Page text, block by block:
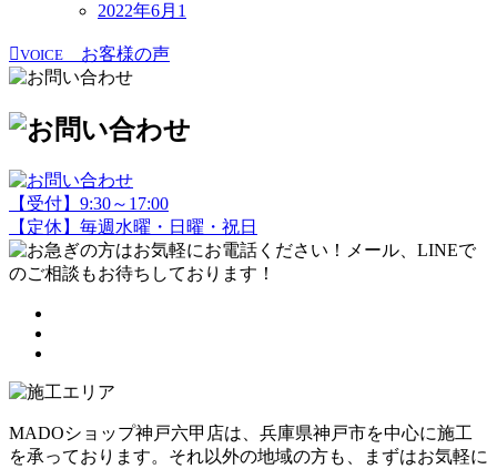
2022年6月 1
VOICE お客様の声
【受付】9:30～17:00
【定休】毎週水曜・日曜・祝日
MADOショップ神戸六甲店は、兵庫県神戸市を中心に施工
を承っております。それ以外の地域の方も、まずはお気軽に